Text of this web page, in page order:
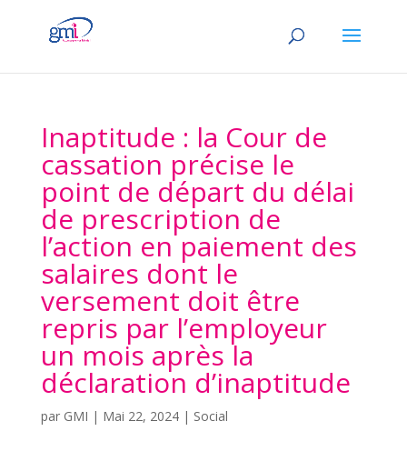
Inaptitude : la Cour de
cassation précise le
point de départ du délai
de prescription de
l’action en paiement des
salaires dont le
versement doit être
repris par l’employeur
un mois après la
déclaration d’inaptitude
par GMI | Mai 22, 2024| Social